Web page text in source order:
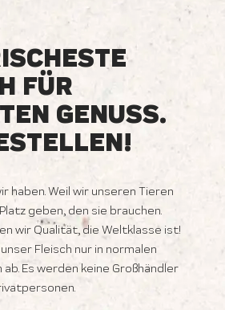
FÜR
GENUSS.
haben. Weil wir unseren Tieren
geben, den sie brauchen.
wir Qualität, die Weltklasse ist!
Fleisch nur in normalen
Es werden keine Großhändler